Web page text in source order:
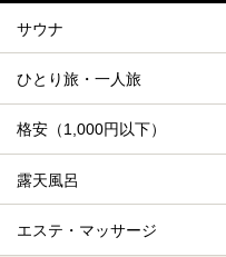
サウナ
ひとり旅・一人旅
格安（1,000円以下）
露天風呂
エステ・マッサージ